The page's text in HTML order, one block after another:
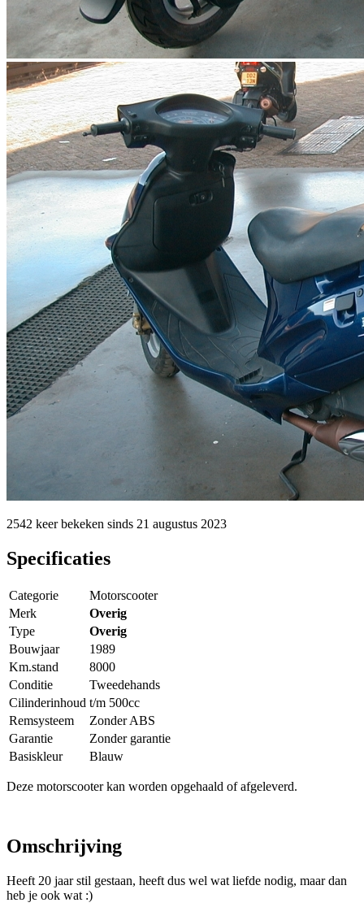
2542 keerbekeken sinds 21 augustus 2023
Specificaties
Categorie
Motorscooter
Merk
Overig
Type
Overig
Bouwjaar
1989
Km.stand
8000
Conditie
Tweedehands
Cilinderinhoud t/m 500cc
Remsysteem
Zonder ABS
Garantie
Zonder garantie
Basiskleur
Blauw
Deze motorscooter kan worden opgehaald of afgeleverd.
Omschrijving
Heeft 20 jaar stil gestaan, heeft dus wel wat liefde nodig, maar dan
heb je ook wat :)